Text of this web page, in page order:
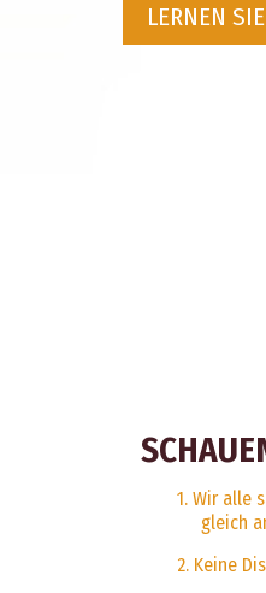
LERNEN
1. Wir alle
gleich
2. Keine